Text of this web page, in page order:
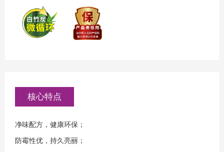
核心特点
净味配方，健康环保；
防霉性优，持久亮丽；